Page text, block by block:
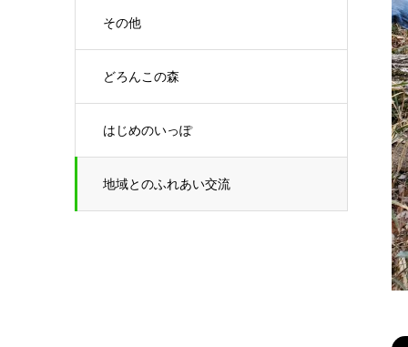
その他
どろんこの森
はじめのいっぽ
地域とのふれあい交流